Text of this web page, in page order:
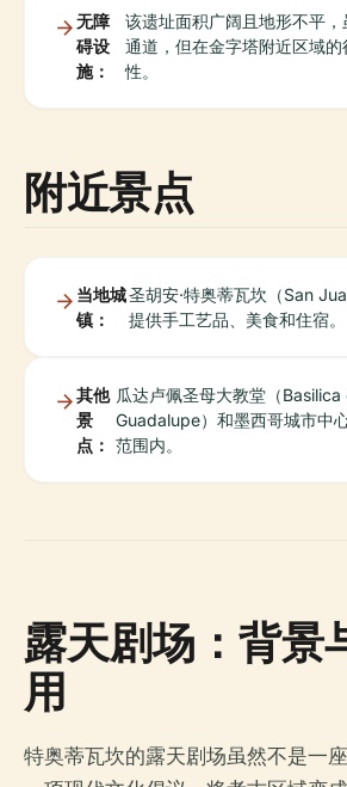
无障
碍设
施：
该遗址面积广阔且地形不平
通道，但在金字塔附近区域
性。
附近景点
当地城
镇：
圣胡安·特奥蒂瓦坎（San
提供手工艺品、美食和住宿。
其他
景
点：
瓜达卢佩圣母大教堂（
Guadalupe）和墨西哥城市中
范围内。
露天剧场：背景
用
特奥蒂瓦坎的露天剧场虽然不是一